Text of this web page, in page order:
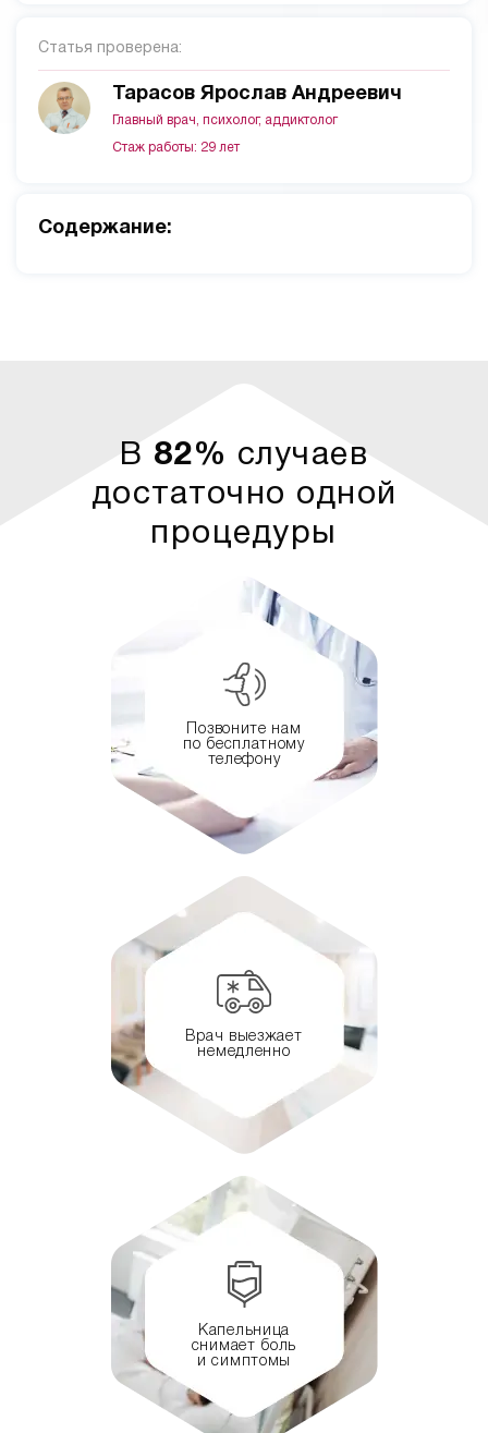
Cодержание:
Статья проверена:
Тарасов Ярослав Андреевич
Главный врач, психолог, аддиктолог
Стаж работы: 29 лет
В 82% случаев
достаточно одной
процедуры
Позвоните нам
по бесплатному
телефону
Врач выезжает
немедленно
Капельница
снимает боль
и симптомы